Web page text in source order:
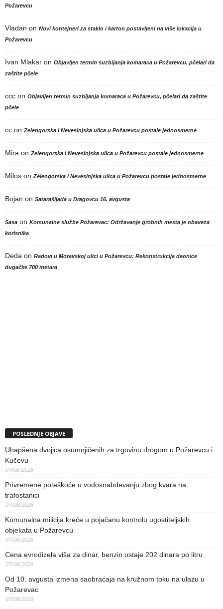
Požarevcu
Vladan on Novi kontejneri za staklo i karton postavljeni na više lokacija u
Požarevcu
Ivan Mlakar on Objavljen termin suzbijanja komaraca u Požarevcu, pčelari da
zaštite pčele
ccc on Objavljen termin suzbijanja komaraca u Požarevcu, pčelari da zaštite
pčele
cc onZelengorska i Nevesinjska ulica u Požarevcu postale jednosmerne
Mira onZelengorska i Nevesinjska ulica u Požarevcu postale jednosmerne
Milos onZelengorska i Nevesinjska ulica u Požarevcu postale jednosmerne
Bojan on Satarašijada u Dragovcu 16. avgusta
Sasa on Komunalne službe Požarevac: Održavanje grobnih mesta je obaveza
korisnika
Deda on Radovi u Moravskoj ulici u Požarevcu: Rekonstrukcija deonice
dugačke 700 metara
POSLEDNJE OBJAVE
Uhapšena dvojica osumnjičenih za trgovinu drogom u Požarevcu i
Kučevu
07/08/2026
Privremene poteškoće u vodosnabdevanju zbog kvara na
trafostanici
07/08/2026
Komunalna milicija kreće u pojačanu kontrolu ugostiteljskih
objekata u Požarevcu
07/08/2026
Cena evrodizela viša za dinar, benzin ostaje 202 dinara po litru
07/08/2026
Od 10. avgusta izmena saobraćaja na kružnom toku na ulazu u
Požarevac
07/08/2026